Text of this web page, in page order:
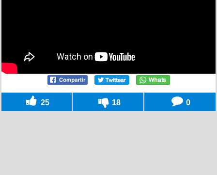
25 18 0